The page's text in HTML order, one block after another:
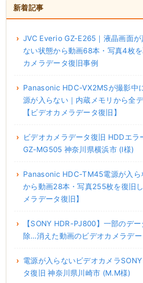
新着記事
JVC Everio GZ-E265｜液晶画面が
ない状態から動画68本・写真4枚
カメラデータ復旧事例
Panasonic HDC-VX2MSが撮影中
源が入らない｜内蔵メモリから全
【ビデオカメラデータ復旧】
ビデオカメラデータ復旧 HDDエ
GZ-MG505 神奈川県横浜市 (I様)
Panasonic HDC-TM45電源が入ら
から動画28本・写真255枚を復旧
メラデータ復旧】
【SONY HDR-PJ800】一部のデ
除…消えた動画のビデオカメラデ
電源が入らないビデオカメラ
タ復旧 神奈川県川崎市 (M.M様)